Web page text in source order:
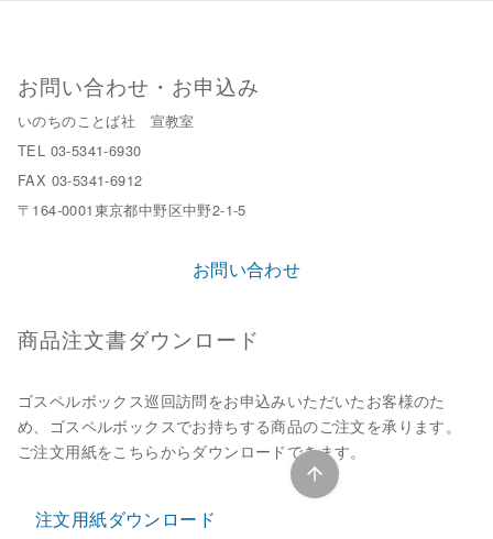
お問い合わせ・お申込み
いのちのことば社 宣教室
TEL 03-5341-6930
FAX 03-5341-6912
〒164-0001東京都中野区中野2-1-5
お問い合わせ
商品注文書ダウンロード
ゴスペルボックス巡回訪問をお申込みいただいたお客様のた
め、ゴスペルボックスでお持ちする商品のご注文を承ります。
ご注文用紙をこちらからダウンロードできます。
注文用紙ダウンロード